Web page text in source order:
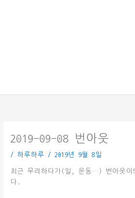
2019-09-08 번아웃
/ 하루하루 / 2019년 9월 8일
최근 무리하다가(일, 운동…) 번아웃이
다.